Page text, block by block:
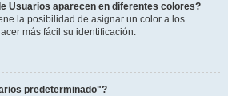
Usuarios aparecen en diferentes colores?
la posibilidad de asignar un color a los
más fácil su identificación.
predeterminado"?